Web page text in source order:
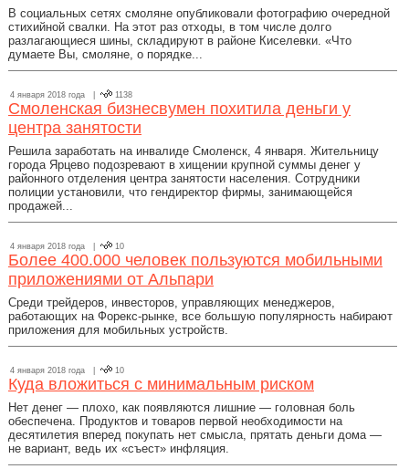
В социальных сетях смоляне опубликовали фотографию очередной
стихийной свалки. На этот раз отходы, в том числе долго
разлагающиеся шины, складируют в районе Киселевки. «Что
думаете Вы, смоляне, о порядке...
4 января 2018 года | 1138
Смоленская бизнесвумен похитила деньги у
центра занятости
Решила заработать на инвалиде Смоленск, 4 января. Жительницу
города Ярцево подозревают в хищении крупной суммы денег у
районного отделения центра занятости населения. Сотрудники
полиции установили, что гендиректор фирмы, занимающейся
продажей...
4 января 2018 года | 10
Более 400.000 человек пользуются мобильными
приложениями от Альпари
Среди трейдеров, инвесторов, управляющих менеджеров,
работающих на Форекс-рынке, все большую популярность набирают
приложения для мобильных устройств.
4 января 2018 года | 10
Куда вложиться с минимальным риском
Нет денег — плохо, как появляются лишние — головная боль
обеспечена. Продуктов и товаров первой необходимости на
десятилетия вперед покупать нет смысла, прятать деньги дома —
не вариант, ведь их «съест» инфляция.